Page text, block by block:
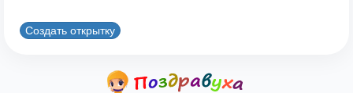
Создать открытку